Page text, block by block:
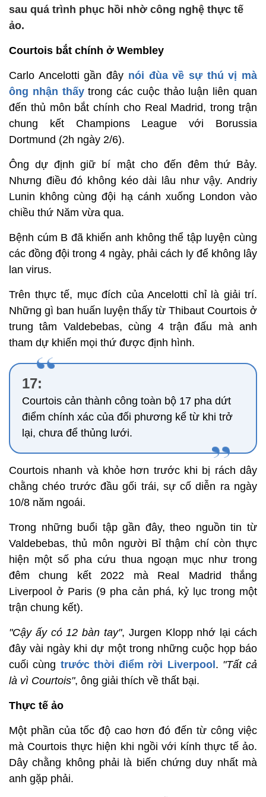
sau quá trình phục hồi nhờ công nghệ thực tế
ảo.
Courtois bắt chính ở Wembley
Carlo Ancelotti gần đây nói đùa về sự thú vị mà
ông nhận thấytrong các cuộc thảo luận liên quan
đến thủ môn bắt chính cho Real Madrid, trong trận
chung kết Champions League với Borussia
Dortmund (2h ngày 2/6).
Ông dự định giữ bí mật cho đến đêm thứ Bảy.
Nhưng điều đó không kéo dài lâu như vậy. Andriy
Lunin không cùng đội hạ cánh xuống London vào
chiều thứ Năm vừa qua.
Bệnh cúm B đã khiến anh không thể tập luyện cùng
các đồng đội trong 4 ngày, phải cách ly để không lây
lan virus.
Trên thực tế, mục đích của Ancelotti chỉ là giải trí.
Những gì ban huấn luyện thấy từ Thibaut Courtois ở
trung tâm Valdebebas, cùng 4 trận đấu mà anh
tham dự khiến mọi thứ được định hình.
17:
Courtois cản thành công toàn bộ 17 pha dứt
điểm chính xác của đối phương kể từ khi trở
lại, chưa để thủng lưới.
Courtois nhanh và khỏe hơn trước khi bị rách dây
chằng chéo trước đầu gối trái, sự cố diễn ra ngày
10/8 năm ngoái.
Trong những buổi tập gần đây, theo nguồn tin từ
Valdebebas, thủ môn người Bỉ thậm chí còn thực
hiện một số pha cứu thua ngoạn mục như trong
đêm chung kết 2022 mà Real Madrid thắng
Liverpool ở Paris (9 pha cản phá, kỷ lục trong một
trận chung kết).
"Cậy ấy có 12 bàn tay", Jurgen Klopp nhớ lại cách
đây vài ngày khi dự một trong những cuộc họp báo
cuối cùng trước thời điểm rời Liverpool . "Tất cả
là vì Courtois", ông giải thích về thất bại.
Thực tế ảo
Một phần của tốc độ cao hơn đó đến từ công việc
mà Courtois thực hiện khi ngồi với kính thực tế ảo.
Dây chằng không phải là biến chứng duy nhất mà
anh gặp phải.